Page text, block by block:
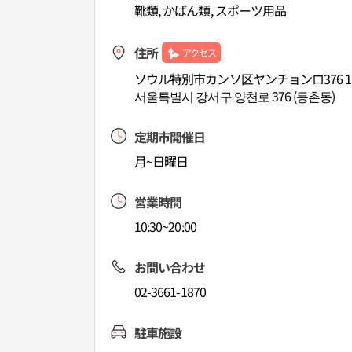
靴類, かばん類, スポーツ用品
住所 アクセス
ソウル特別市カンソ区ヤンチョンロ376
서울특별시 강서구 양천로 376 (등촌동)
定期市開催日
月~日曜日
営業時間
10:30~20:00
お問い合わせ
02-3661-1870
駐車施設